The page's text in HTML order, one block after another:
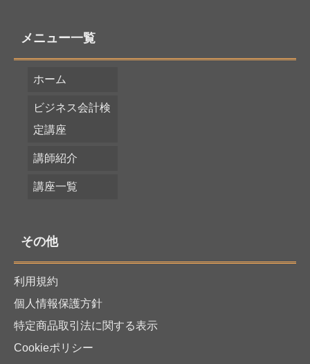
メニュー一覧
ホーム
ビジネス会計検
定講座
講師紹介
講座一覧
その他
利用規約
個人情報保護方針
特定商品取引法に関する表示
Cookieポリシー